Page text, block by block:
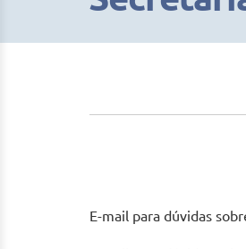
E-mail para dúvidas